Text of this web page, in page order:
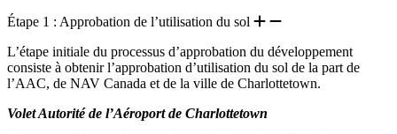
Étape 1 : Approbation de l’utilisation du sol
L’étape initiale du processus d’approbation du développement
consiste à obtenir l’approbation d’utilisation du sol de la part de
l’AAC, de NAV Canada et de la ville de Charlottetown.
Volet Autorité de l’Aéroport de Charlottetown